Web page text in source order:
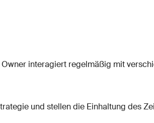
interagiert regelmäßig mit
und stellen die Einhaltung des